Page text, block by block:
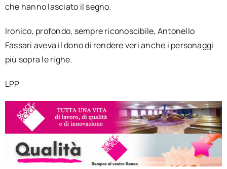
che hanno lasciato il segno.
Ironico, profondo, sempre riconoscibile, Antonello
Fassari aveva il dono di rendere veri anche i personaggi
più sopra le righe.
LPP